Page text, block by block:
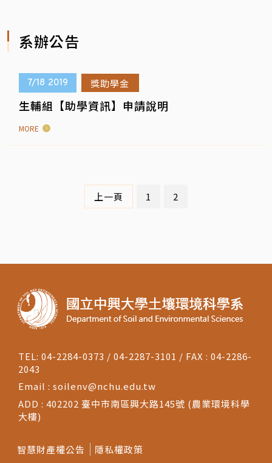
系辦公告
7/18 2019 獎助學金
生輔組【助學資訊】申請說明
MORE
上一頁 1 2
TEL: 04-2284-0373 / 04-2287-3101 / FAX : 04-2286-
2043
Email : soilenv@nchu.edu.tw
ADD : 402202 臺中市南區興大路145號 (農業環境科學
大樓)
智慧財產權公告 隱私權政策